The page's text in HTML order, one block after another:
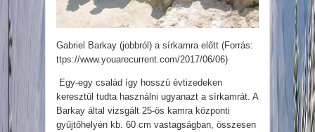
Gabriel Barkay (jobbról) a sírkamra előtt (Forrás:
ttps://www.youarecurrent.com/2017/06/06)
Egy-egy család így hosszú évtizedeken
keresztül tudta használni ugyanazt a sírkamrát. A
Barkay által vizsgált 25-ös kamra központi
gyűjtőhelyén kb. 60 cm vastagságban, összesen